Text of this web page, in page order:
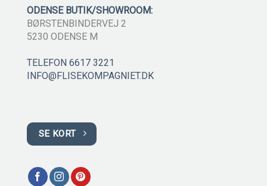
ODENSE BUTIK/SHOWROOM:
BØRSTENBINDERVEJ 2
5230 ODENSE M
TELEFON 6617 3221
INFO@FLISEKOMPAGNIET.DK
SE KORT